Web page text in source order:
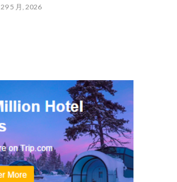
29 5 月, 2026